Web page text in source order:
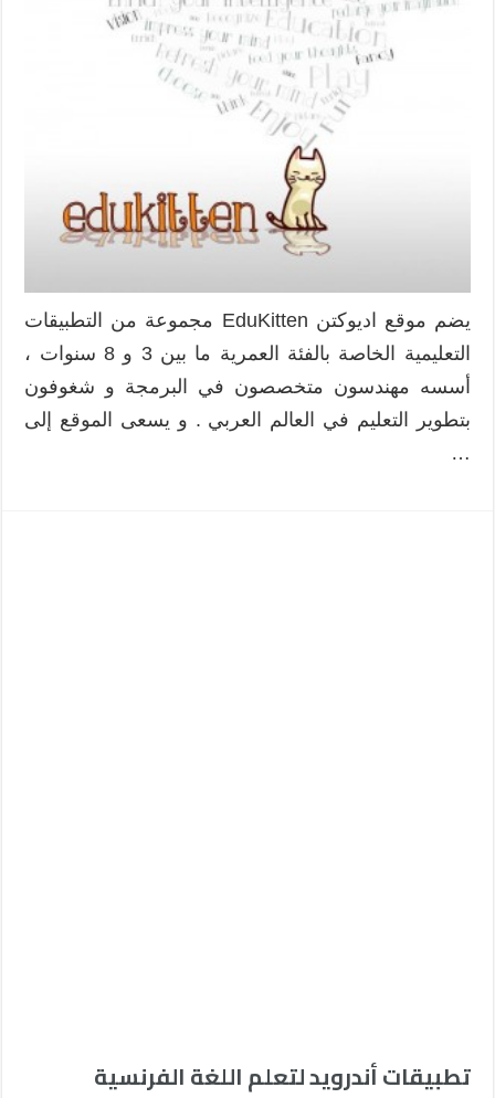
يضم موقع اديوكتن EduKitten مجموعة من التطبيقات
التعليمية الخاصة بالفئة العمرية ما بين 3 و 8 سنوات ،
أسسه مهندسون متخصصون في البرمجة و شغوفون
بتطوير التعليم في العالم العربي . و يسعى الموقع إلى
…
تطبيقات أندرويد لتعلم اللغة الفرنسية